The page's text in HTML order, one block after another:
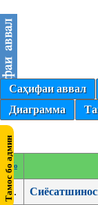
Саҳифаи аввал
Диаграмма
№
1.